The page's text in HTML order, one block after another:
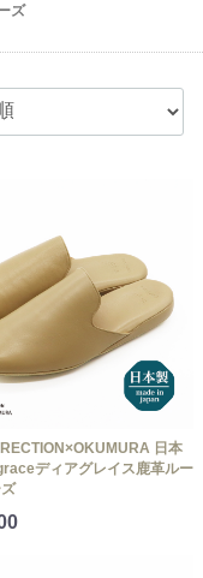
ズ
日本
ディアグレイス鹿革ルー